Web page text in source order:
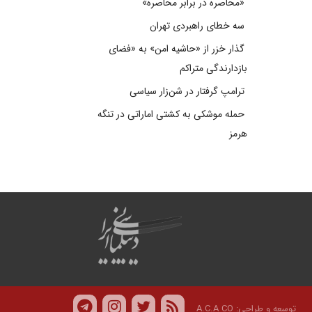
سه خطای راهبردی تهران
گذار خزر از «حاشیه امن» به «فضای
بازدارندگی متراکم
ترامپ گرفتار در شن‌زار سیاسی
حمله موشکی به کشتی اماراتی در تنگه
هرمز